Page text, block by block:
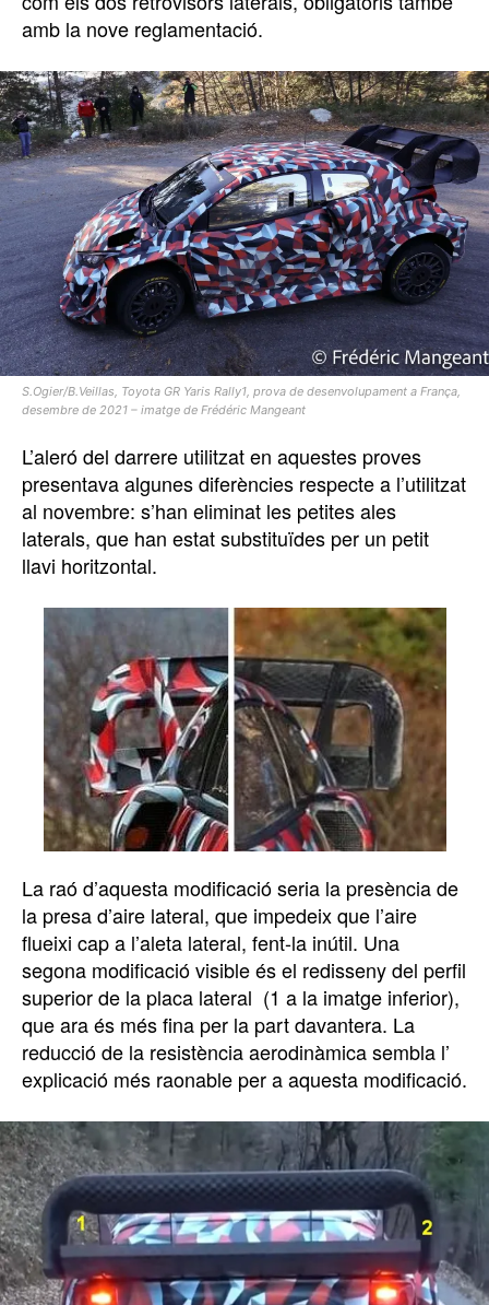
amb la nove reglamentació.
S.Ogier/B.Veillas, Toyota GR Yaris Rally1, prova de desenvolupament a França,
desembre de 2021 – imatge de Frédéric Mangeant
L’aleró del darrere utilitzat en aquestes proves
presentava algunes diferències respecte a l’utilitzat
al novembre: s’han eliminat les petites ales
laterals, que han estat substituïdes per un petit
llavi horitzontal.
La raó d’aquesta modificació seria la presència de
la presa d’aire lateral, que impedeix que l’aire
flueixi cap a l’aleta lateral, fent-la inútil. Una
segona modificació visible és el redisseny del perfil
superior de la placa lateral (1 a la imatge inferior),
que ara és més fina per la part davantera. La
reducció de la resistència aerodinàmica sembla l’
explicació més raonable per a aquesta modificació.